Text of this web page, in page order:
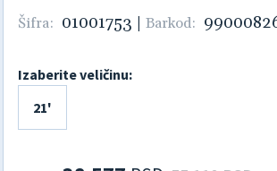
Šifra: 01001753 | Barkod:
Izaberite veličinu:
21'